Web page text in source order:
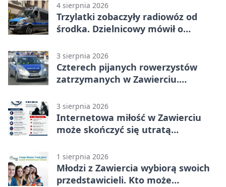
4 sierpnia 2026
Trzylatki zobaczyły radiowóz od
środka. Dzielnicowy mówił o
3 sierpnia 2026
Czterech pijanych rowerzystów
zatrzymanych w Zawierciu.
3 sierpnia 2026
Internetowa miłość w Zawierciu
może skończyć się utratą
1 sierpnia 2026
Młodzi z Zawiercia wybiorą swoich
przedstawicieli. Kto może